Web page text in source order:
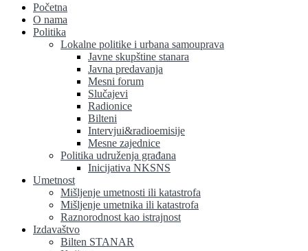
Početna
O nama
Politika
Lokalne politike i urbana samouprava
Javne skupštine stanara
Javna predavanja
Mesni forum
Slučajevi
Radionice
Bilteni
Intervjui&radioemisije
Mesne zajednice
Politika udruženja građana
Inicijativa NKSNS
Umetnost
Mišljenje umetnosti ili katastrofa
Mišljenje umetnika ili katastrofa
Raznorodnost kao istrajnost
Izdavaštvo
Bilten STANAR